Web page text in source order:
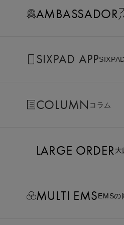
AMBASSADOR
SIXPAD APP
COLUMN コラム
LARGE ORDER⼤
MULTI EMSEMSの